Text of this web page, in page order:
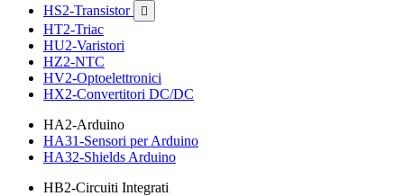
HS2-Transistor

HT2-Triac
HU2-Varistori
HZ2-NTC
HV2-Optoelettronici
HX2-Convertitori DC/DC
HA2-Arduino
HA31-Sensori per Arduino
HA32-Shields Arduino
HB2-Circuiti Integrati